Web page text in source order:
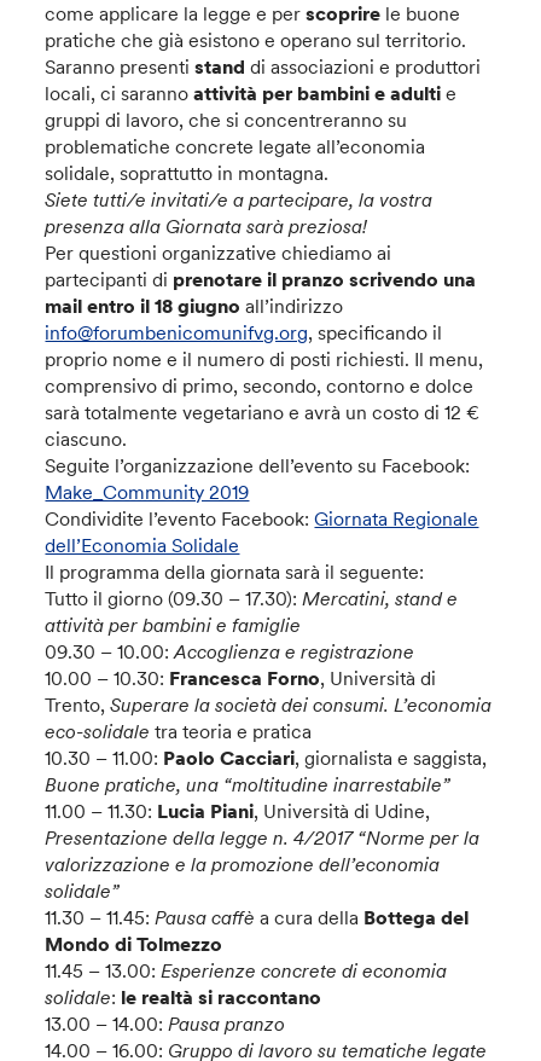
come applicare la legge e perscoprire le buone
pratiche che già esistono e operano sul territorio.
Saranno presentistand di associazioni e produttori
locali, ci sarannoattività per bambini e adulti e
gruppi di lavoro, che si concentreranno su
problematiche concrete legate all’economia
solidale, soprattutto in montagna.
Siete tutti/e invitati/e a partecipare, la vostra
presenza alla Giornata sarà preziosa!
Per questioni organizzative chiediamo ai
partecipanti di prenotare il pranzo scrivendo una
mail entro il 18 giugno all’indirizzo
info@forumbenicomunifvg.org, specificando il
proprio nome e il numero di posti richiesti. Il menu,
comprensivo di primo, secondo, contorno e dolce
sarà totalmente vegetariano e avrà un costo di 12 €
ciascuno.
Seguite l’organizzazione dell’evento su Facebook:
Make_Community 2019
Condividite l’evento Facebook:Giornata Regionale
dell’Economia Solidale
Il programma della giornata sarà il seguente:
Tutto il giorno (09.30 – 17.30):Mercatini, stand e
attività per bambini e famiglie
09.30 – 10.00:Accoglienza e registrazione
10.00 – 10.30: Francesca Forno, Università di
Trento,Superare la società dei consumi. L’economia
eco-solidale tra teoria e pratica
10.30 – 11.00: Paolo Cacciari, giornalista e saggista,
Buone pratiche, una “moltitudine inarrestabile”
11.00 – 11.30: Lucia Piani, Università di Udine,
Presentazione della legge n. 4/2017 “Norme per la
valorizzazione e la promozione dell’economia
solidale”
11.30 – 11.45:Pausa caffè a cura della Bottega del
Mondo di Tolmezzo
11.45 – 13.00:Esperienze concrete di economia
solidale: le realtà si raccontano
13.00 – 14.00:Pausa pranzo
14.00 – 16.00: Gruppo di lavoro su tematiche legate